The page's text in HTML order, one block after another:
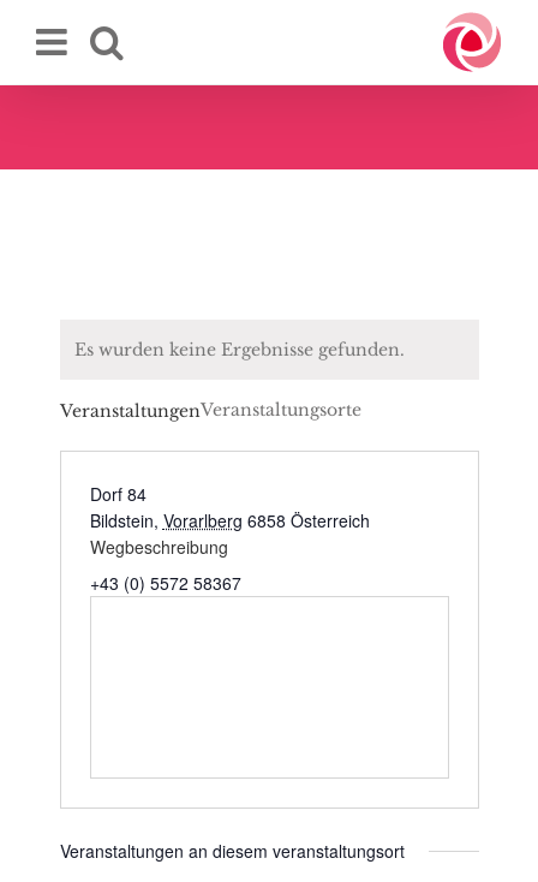
Inhalt
Es wurden keine Ergebnisse gefunden.
VeranstaltungenVeranstaltungsorte
Dorf 84
Bildstein, Vorarlberg 6858 Österreich
Wegbeschreibung
+43 (0) 5572 58367
Veranstaltungen an diesem veranstaltungsort